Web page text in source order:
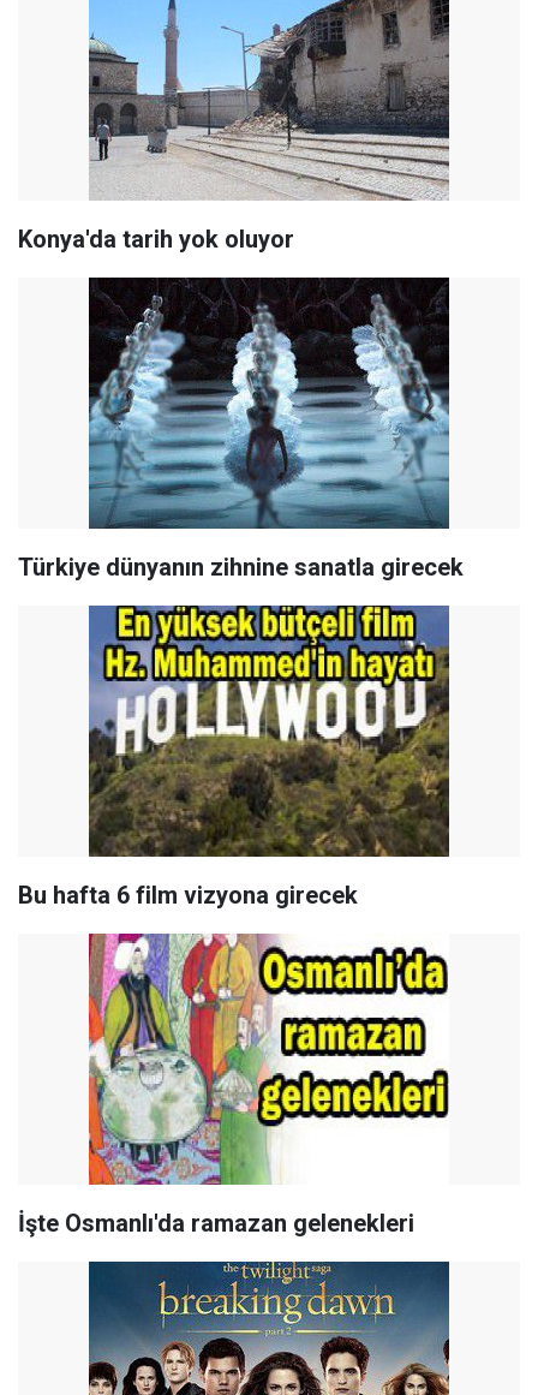
Konya'da tarih yok oluyor
Türkiye dünyanın zihnine sanatla girecek
Bu hafta 6 film vizyona girecek
İşte Osmanlı'da ramazan gelenekleri